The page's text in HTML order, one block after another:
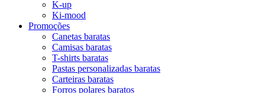
K-up
Ki-mood
Promoções
Canetas baratas
Camisas baratas
T-shirts baratas
Pastas personalizadas baratas
Carteiras baratas
Forros polares baratos